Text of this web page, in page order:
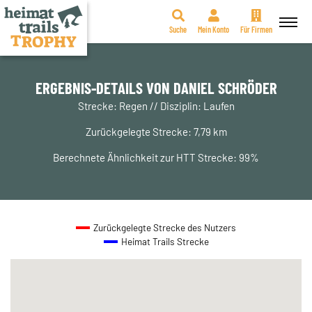
Zum
springen
Suche Mein Konto Für Firmen
ERGEBNIS-DETAILS VON DANIEL SCHRÖDER
Strecke: Regen // Disziplin: Laufen
Zurückgelegte Strecke: 7,79 km
Berechnete Ähnlichkeit zur HTT Strecke: 99%
Zurückgelegte Strecke des Nutzers
Heimat Trails Strecke